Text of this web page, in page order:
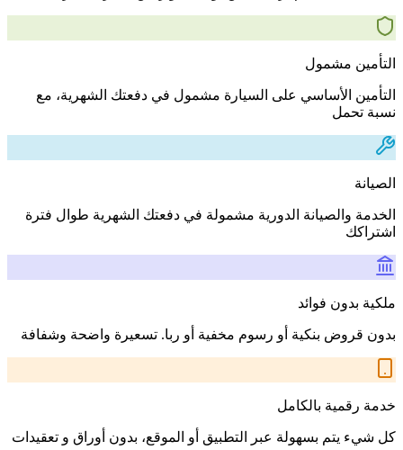
التأمين مشمول
التأمين الأساسي على السيارة مشمول في دفعتك الشهرية، مع
نسبة تحمل
الصيانة
الخدمة والصيانة الدورية مشمولة في دفعتك الشهرية طوال فترة
اشتراكك
ملكية بدون فوائد
بدون قروض بنكية أو رسوم مخفية أو ربا. تسعيرة واضحة وشفافة
خدمة رقمية بالكامل
كل شيء يتم بسهولة عبر التطبيق أو الموقع، بدون أوراق و تعقيدات